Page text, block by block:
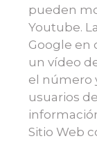
pueden
Youtube.
Google en
un vídeo
el número
usuarios
Sitio Web